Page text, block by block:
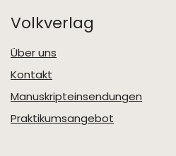
Volkverlag
Über uns
Kontakt
Manuskripteinsendungen
Praktikumsangebot